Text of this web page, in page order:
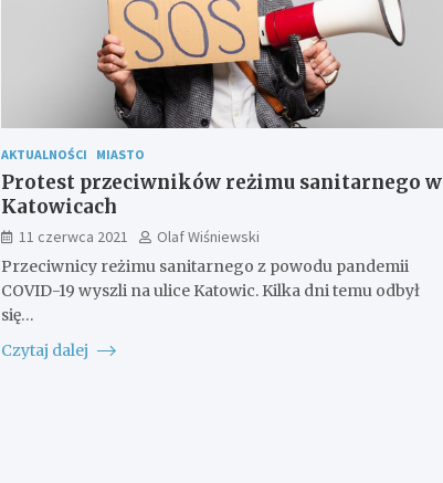
AKTUALNOŚCI MIASTO
Protest przeciwników reżimu sanitarnego w
Katowicach
11 czerwca 2021
Olaf Wiśniewski
Przeciwnicy reżimu sanitarnego z powodu pandemii
COVID-19 wyszli na ulice Katowic. Kilka dni temu odbył
się…
Czytaj dalej